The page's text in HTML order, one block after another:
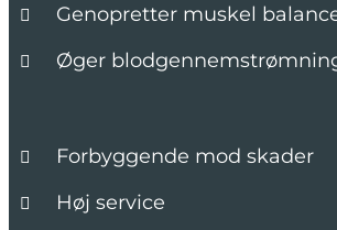
Genopretter muskel
Øger
Forbyggende mod skader
Høj service